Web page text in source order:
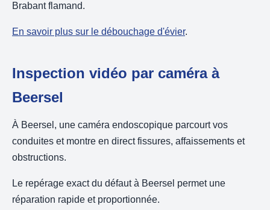
Brabant flamand.
En savoir plus sur le débouchage d'évier.
Inspection vidéo par caméra à
Beersel
À Beersel, une caméra endoscopique parcourt vos
conduites et montre en direct fissures, affaissements et
obstructions.
Le repérage exact du défaut à Beersel permet une
réparation rapide et proportionnée.